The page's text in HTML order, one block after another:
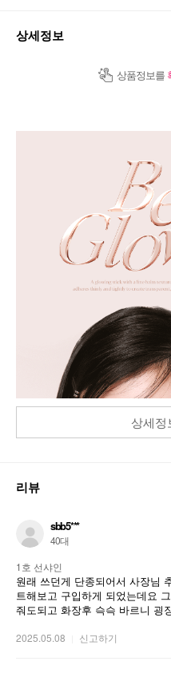
상세정보
상품정보를
상세정
리뷰
sbb5***
40대
1호 선샤인
원래 쓰던게 단종되어서 사장님
트해보고 구입하게 되었는데요
줘도되고 화장후 슥슥 바르니 굉
전환으로 최고인것 같아요
2025.05.08 신고하기